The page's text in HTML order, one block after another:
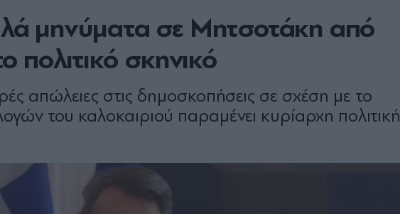
μηνύματα σε Μητσοτάκη από
πολιτικό σκηνικό
απώλειες στις δημοσκοπήσεις σε σχέση με το
του καλοκαιριού παραμένει κυρίαρχη πολιτική